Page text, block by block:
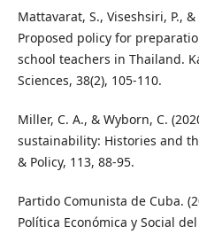
Mattavarat, S., Viseshsiri, P.,
Proposed policy for
school teachers in Thailand.
Sciences, 38(2), 105-110.
Miller, C. A., & Wyborn, C.
sustainability: Histories and
& Policy, 113, 88-95.
Partido Comunista de Cuba.
Política Económica y Social